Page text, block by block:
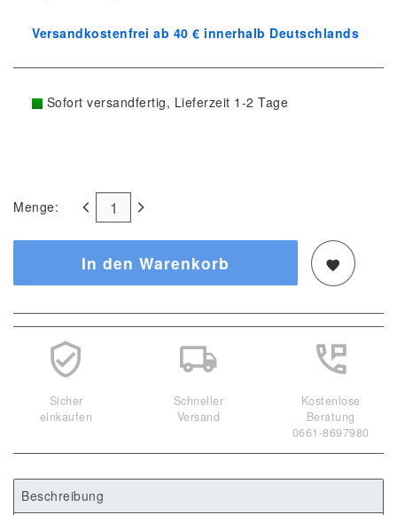
Versandkostenfrei ab 40 € innerhalb Deutschlands
Sofort versandfertig, Lieferzeit 1-2 Tage
Menge:
In den Warenkorb
Sicher
einkaufen
Schneller
Versand
Kostenlose
Beratung
0661-8697980
Beschreibung